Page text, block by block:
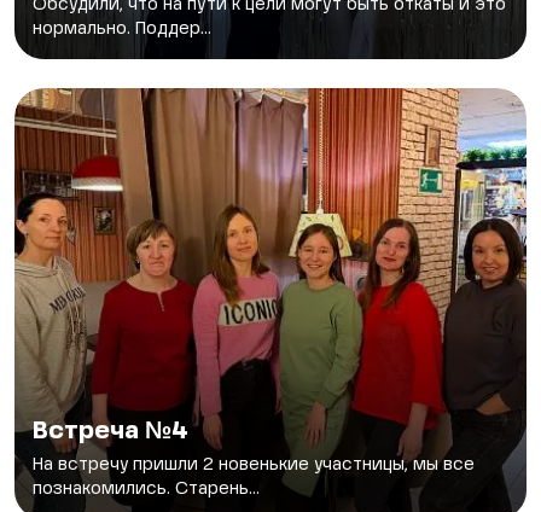
Обсудили, что на пути к цели могут быть откаты и это
нормально. Поддер...
Встреча №4
На встречу пришли 2 новенькие участницы, мы все
познакомились. Старень...